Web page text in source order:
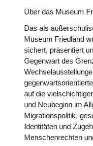
Über das Museum
Das als
Museum Friedland
sichert, präsentiert
Gegenwart des
auf die
und Neubeginn im
Migrationspolitik,
Identitäten und
Menschenrechten